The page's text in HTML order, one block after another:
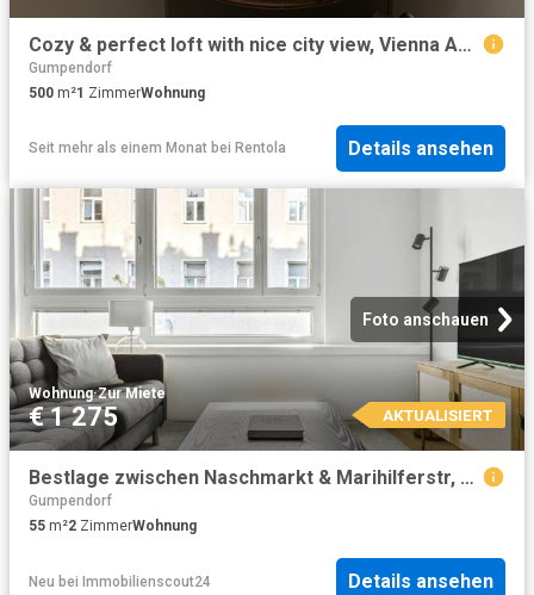
Cozy & perfect loft with nice city view, Vienna Amsterdam Apartments for Rent
Gumpendorf
500 m²1 ZimmerWohnung
Seit mehr als einem Monat bei Rentola Details ansehen
Foto anschauen
Wohnung·Zur Miete
€ 1 275 AKTUALISIERT
Bestlage zwischen Naschmarkt & Marihilferstr, 2 Zimmer Wohnung mit optimaler öffentlicher Anbindung VIE55
Gumpendorf
55 m²2 ZimmerWohnung
Neu bei Immobilienscout24 Details ansehen